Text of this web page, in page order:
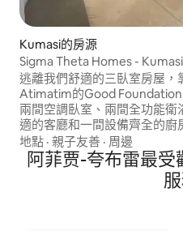
Kumasi的房源
Sigma Theta Homes -
逃離我們舒適的三臥室房屋，
Atimatim的Good Foundation
兩間空調臥室、兩間全功能衛
適的客廳和一間設備齊全的廚
住。 在我們的圍牆內安全停車
的門廊，欣賞山坡全景。 輕
的景點，沉浸在當地魅力中。
（ Kumasi ）市中心的田園詩
地點 · 親子友善 · 周邊
阿菲贾-夸布雷最